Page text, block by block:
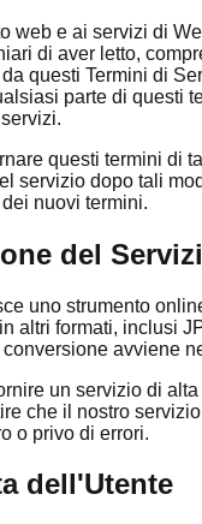
web e ai servizi di
di aver letto,
questi Termini di
parte di questi
questi termini di
servizio dopo tali
nuovi termini.
del
uno strumento
altri formati, inclusi
avviene
un servizio di
che il nostro
o privo di errori.
dell'Utente